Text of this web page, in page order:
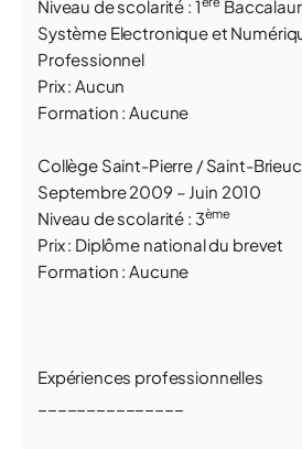
Niveau de scolarité : 1
Système Electronique et
Professionnel
Prix : Aucun
Formation : Aucune
Collège Saint-Pierre / Saint-
Septembre 2009 – Juin 2010
Niveau de scolarité : 3ème
Prix : Diplôme national du brevet
Formation : Aucune
Expériences professionnelles